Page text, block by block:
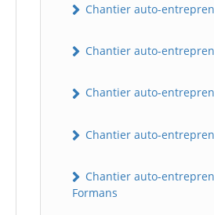
Chantier auto-
Chantier auto-
Chantier auto-
Chantier auto-
Chantier auto-
Formans